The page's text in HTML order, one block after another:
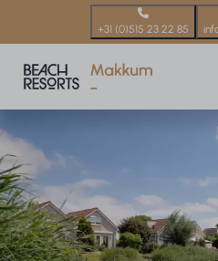
+31 (0)515 23 22 85